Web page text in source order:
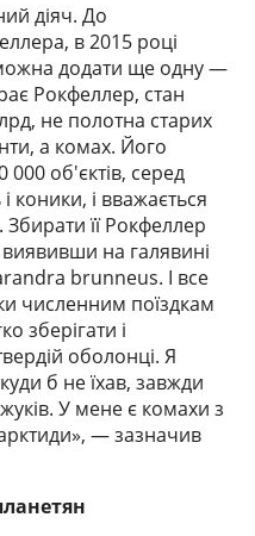
діяч. До
в 2015 році
додати ще одну —
Рокфеллер, стан
не полотна старих
а комах. Його
000 об'єктів, серед
коники, і вважається
Збирати її Рокфеллер
на галявині
brunneus. І все
численним поїздкам
зберігати і
оболонці. Я
б не їхав, завжди
У мене є комахи з
— зазначив